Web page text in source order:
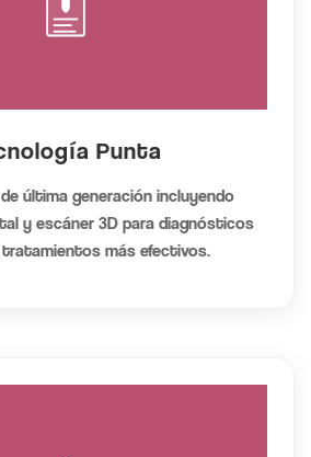
Punta
última generación incluyendo
y escáner 3D para diagnósticos
más efectivos.